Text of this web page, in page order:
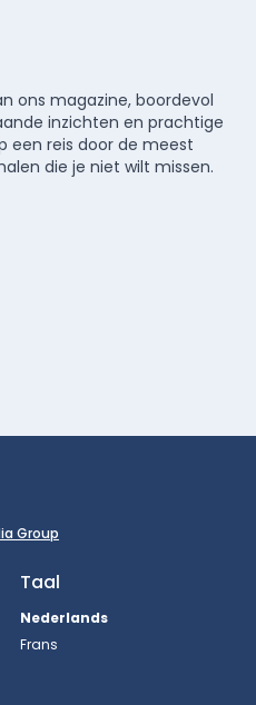
ons magazine, boordevol
inzichten en prachtige
een reis door de meest
die je niet wilt missen.
Group
Taal
Nederlands
Frans